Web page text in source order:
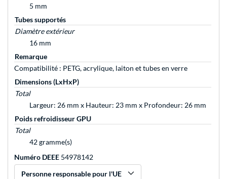
5 mm
Tubes supportés
Diamètre extérieur
16 mm
Remarque
Compatibilité : PETG, acrylique, laiton et tubes en verre
Dimensions (LxHxP)
Total
Largeur: 26 mm x Hauteur: 23 mm x Profondeur: 26 mm
Poids refroidisseur GPU
Total
42 gramme(s)
Numéro DEEE 54978142
Personne responsable pour l'UE